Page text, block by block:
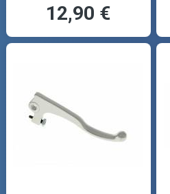
12,90 €